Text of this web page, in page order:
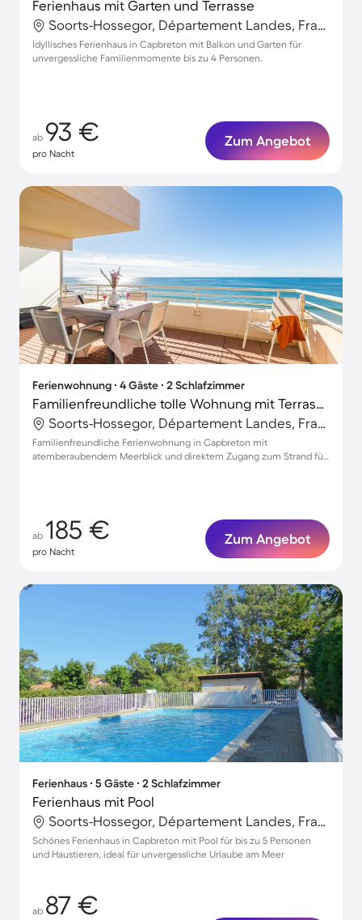
Ferienhaus mit Garten und Terrasse
Soorts-Hossegor, Département Landes, Frankreich
Idyllisches Ferienhaus in Capbreton mit Balkon und Garten für
unvergessliche Familienmomente bis zu 4 Personen.
ab 93 €
pro Nacht
Zum Angebot
Ferienwohnung ∙ 4 Gäste ∙ 2 Schlafzimmer
Familienfreundliche tolle Wohnung mit Terrasse | Meerblick | Strand in der Nähe
Soorts-Hossegor, Département Landes, Frankreich
Familienfreundliche Ferienwohnung in Capbreton mit
atemberaubendem Meerblick und direktem Zugang zum Strand für
ab 185 €
pro Nacht
Zum Angebot
Ferienhaus ∙ 5 Gäste ∙ 2 Schlafzimmer
Ferienhaus mit Pool
Soorts-Hossegor, Département Landes, Frankreich
Schönes Ferienhaus in Capbreton mit Pool für bis zu 5 Personen
und Haustieren, ideal für unvergessliche Urlaube am Meer
ab 87 €